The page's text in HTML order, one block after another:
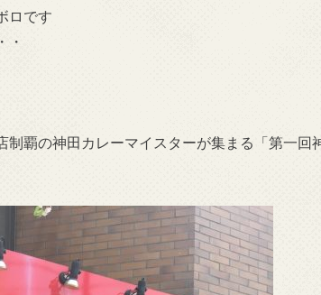
ロです
・
覇の神田カレーマイスターが集まる「第一回